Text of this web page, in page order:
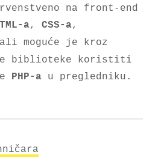
na front-end
a, CSS-a,
moguće je kroz
biblioteke koristiti
PHP-a u pregledniku.